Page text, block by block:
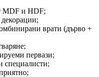
MDF и HDF;
врати (дърво +
первази;
специалисти;